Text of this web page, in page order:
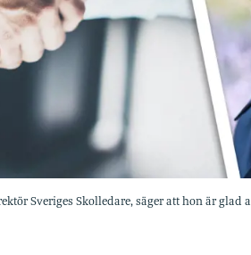
Sveriges Skolledare, säger att hon är glad